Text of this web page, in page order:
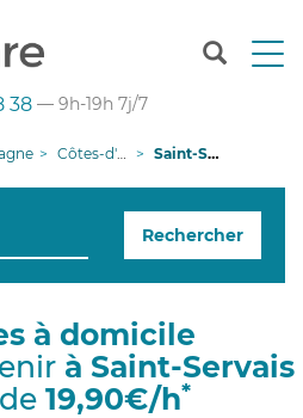
T
n
g
i
38 — 9h-19h 7j/7
Côtes-d'armor Saint-Servais
Rechercher
à domicile
à Saint-Servais
19,90€/h*